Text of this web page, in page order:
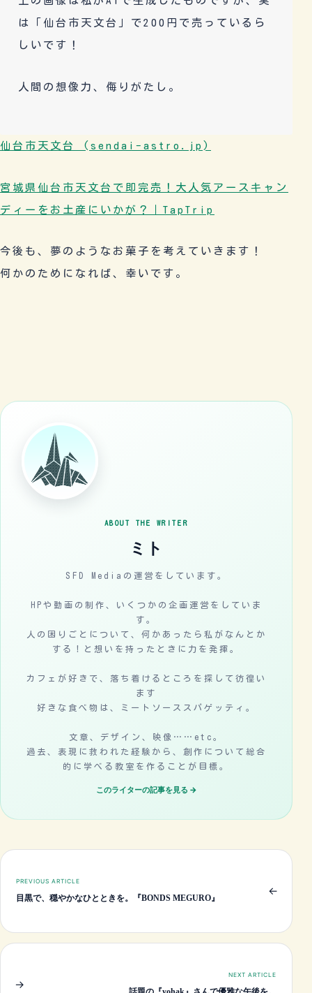
は「仙台市天文台」で200円で売っているら
しいです！
人間の想像力、侮りがたし。
仙台市天文台 (sendai-astro.jp)
宮城県仙台市天文台で即完売！大人気アースキャン
ディーをお土産にいかが？｜TapTrip
今後も、夢のようなお菓子を考えていきます！
何かのためになれば、幸いです。
ABOUT THE WRITER
ミト
SFD Mediaの運営をしています。
HPや動画の制作、いくつかの企画運営をしていま
す。
人の困りごとについて、何かあったら私がなんとか
する！と想いを持ったときに力を発揮。
カフェが好きで、落ち着けるところを探して彷徨い
ます
好きな食べ物は、ミートソーススパゲッティ。
文章、デザイン、映像……etc。
過去、表現に救われた経験から、創作について総合
的に学べる教室を作ることが目標。
このライターの記事を見る →
PREVIOUS ARTICLE
目黒で、穏やかなひとときを。『BONDS MEGURO』
←
NEXT ARTICLE
→